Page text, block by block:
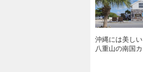
リ
パ
)
沖縄には美し
八重山の南国